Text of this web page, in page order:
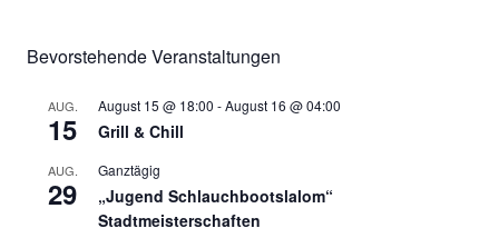
Bevorstehende Veranstaltungen
AUG.
15
August 15 @ 18:00 -August 16 @ 04:00
Grill & Chill
AUG.
29
Ganztägig
„Jugend Schlauchbootslalom“
Stadtmeisterschaften